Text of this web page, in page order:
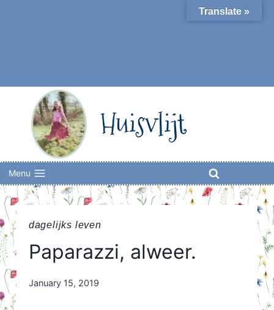
Huisvlijt
Menu
dagelijks leven
Paparazzi, alweer.
By
January 15, 2019
Translate »